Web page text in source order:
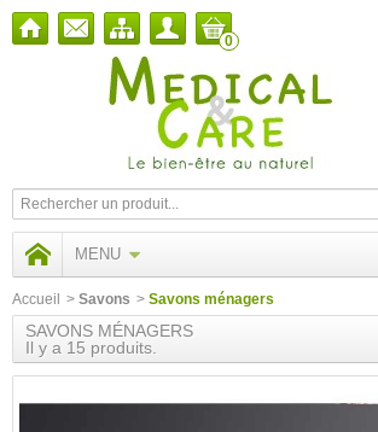
0
MENU
Accueil > Savons > Savons ménagers
SAVONS MÉNAGERS
Il y a 15 produits.